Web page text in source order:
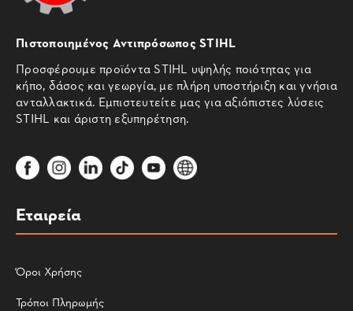
Πιστοποιημένος Αντιπρόσωπος STIHL
Προσφέρουμε προϊόντα STIHL υψηλής ποιότητας για
κήπο, δάσος και γεωργία, με πλήρη υποστήριξη και γνήσια
ανταλλακτικά. Εμπιστευτείτε μας για αξιόπιστες λύσεις
STIHL και άριστη εξυπηρέτηση.
Εταιρεία
Όροι Χρήσης
Τρόποι Πληρωμής